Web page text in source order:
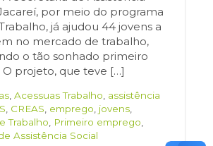
por meio do programa
já ajudou 44 jovens a
no mercado de trabalho,
o tão sonhado primeiro
projeto, que teve […]
Acessuas Trabalho assistência
CREAS emprego jovens
Trabalho
Primeiro emprego
Assistência Social